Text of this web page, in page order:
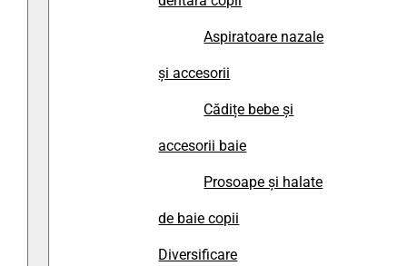
Aspiratoare nazale
și accesorii
Cădițe bebe și
accesorii baie
Prosoape și halate
de baie copii
Diversificare